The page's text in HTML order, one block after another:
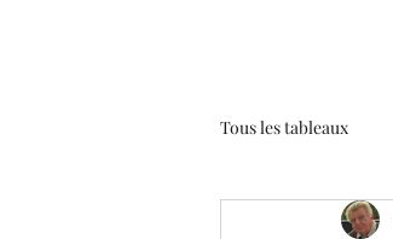
Tous les tableaux